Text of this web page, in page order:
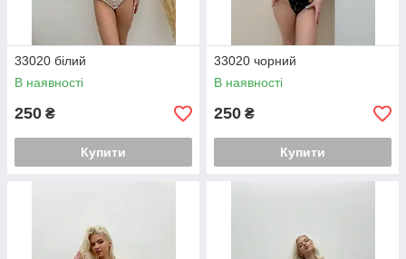
33020 білий
В наявності
250 ₴
Купити
33020 чорний
В наявності
250 ₴
Купити